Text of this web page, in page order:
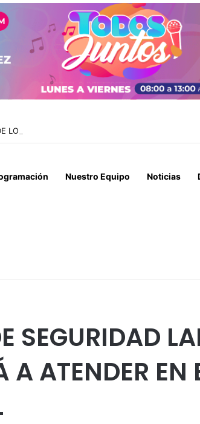
LOS COMBUSTIBLES SE CONGELA ESTA SEMANA
Nuestro Equipo Noticias
SEGURIDAD
ATENDER EN